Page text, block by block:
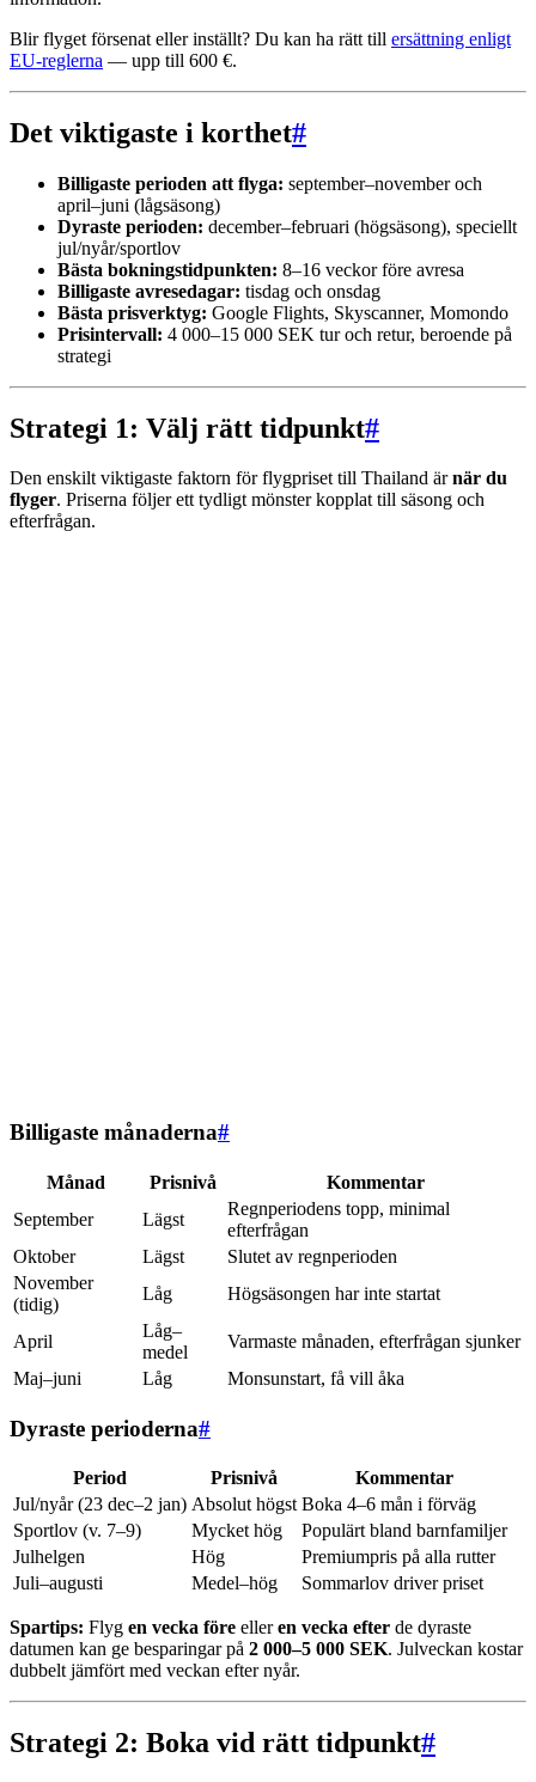
Blir flyget försenat eller inställt? Du kan ha rätt till ersättning enligt
EU-reglerna — upp till 600 €.
Det viktigaste i korthet#
Billigaste perioden att flyga: september–november och
april–juni (lågsäsong)
Dyraste perioden: december–februari (högsäsong), speciellt
jul/nyår/sportlov
Bästa bokningstidpunkten: 8–16 veckor före avresa
Billigaste avresedagar: tisdag och onsdag
Bästa prisverktyg: Google Flights, Skyscanner, Momondo
Prisintervall: 4 000–15 000 SEK tur och retur, beroende på
strategi
Strategi 1: Välj rätt tidpunkt#
Den enskilt viktigaste faktorn för flygpriset till Thailand ärnär du
flyger. Priserna följer ett tydligt mönster kopplat till säsong och
efterfrågan.
Billigaste månaderna#
Månad Prisnivå
Kommentar
September
Lägst
Regnperiodens topp, minimal
efterfrågan
Oktober
Lägst
Slutet av regnperioden
November
(tidig)
Låg Högsäsongen har inte startat
April
Låg–
medel
Varmaste månaden, efterfrågan sjunker
Maj–juni
Låg Monsunstart, få vill åka
Dyraste perioderna#
Period Prisnivå
Kommentar
Jul/nyår (23 dec–2 jan) Absolut högst Boka 4–6 mån i förväg
Sportlov (v. 7–9)
Mycket hög
Populärt bland barnfamiljer
Julhelgen
Hög
Premiumpris på alla rutter
Juli–augusti
Medel–hög Sommarlov driver priset
Spartips: Flyg en vecka före elleren vecka efter de dyraste
datumen kan ge besparingar på 2 000–5 000 SEK. Julveckan kostar
dubbelt jämfört med veckan efter nyår.
Strategi 2: Boka vid rätt tidpunkt#